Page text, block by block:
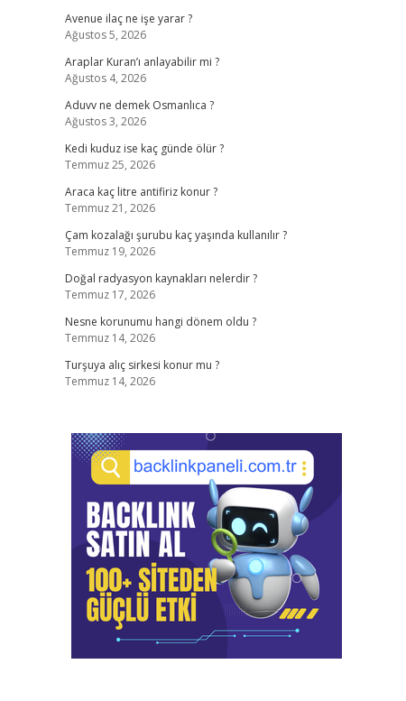
Avenue ilaç ne işe yarar ?
Ağustos 5, 2026
Araplar Kuran’ı anlayabilir mi ?
Ağustos 4, 2026
Aduvv ne demek Osmanlıca ?
Ağustos 3, 2026
Kedi kuduz ise kaç günde ölür ?
Temmuz 25, 2026
Araca kaç litre antifiriz konur ?
Temmuz 21, 2026
Çam kozalağı şurubu kaç yaşında kullanılır ?
Temmuz 19, 2026
Doğal radyasyon kaynakları nelerdir ?
Temmuz 17, 2026
Nesne korunumu hangi dönem oldu ?
Temmuz 14, 2026
Turşuya alıç sirkesi konur mu ?
Temmuz 14, 2026